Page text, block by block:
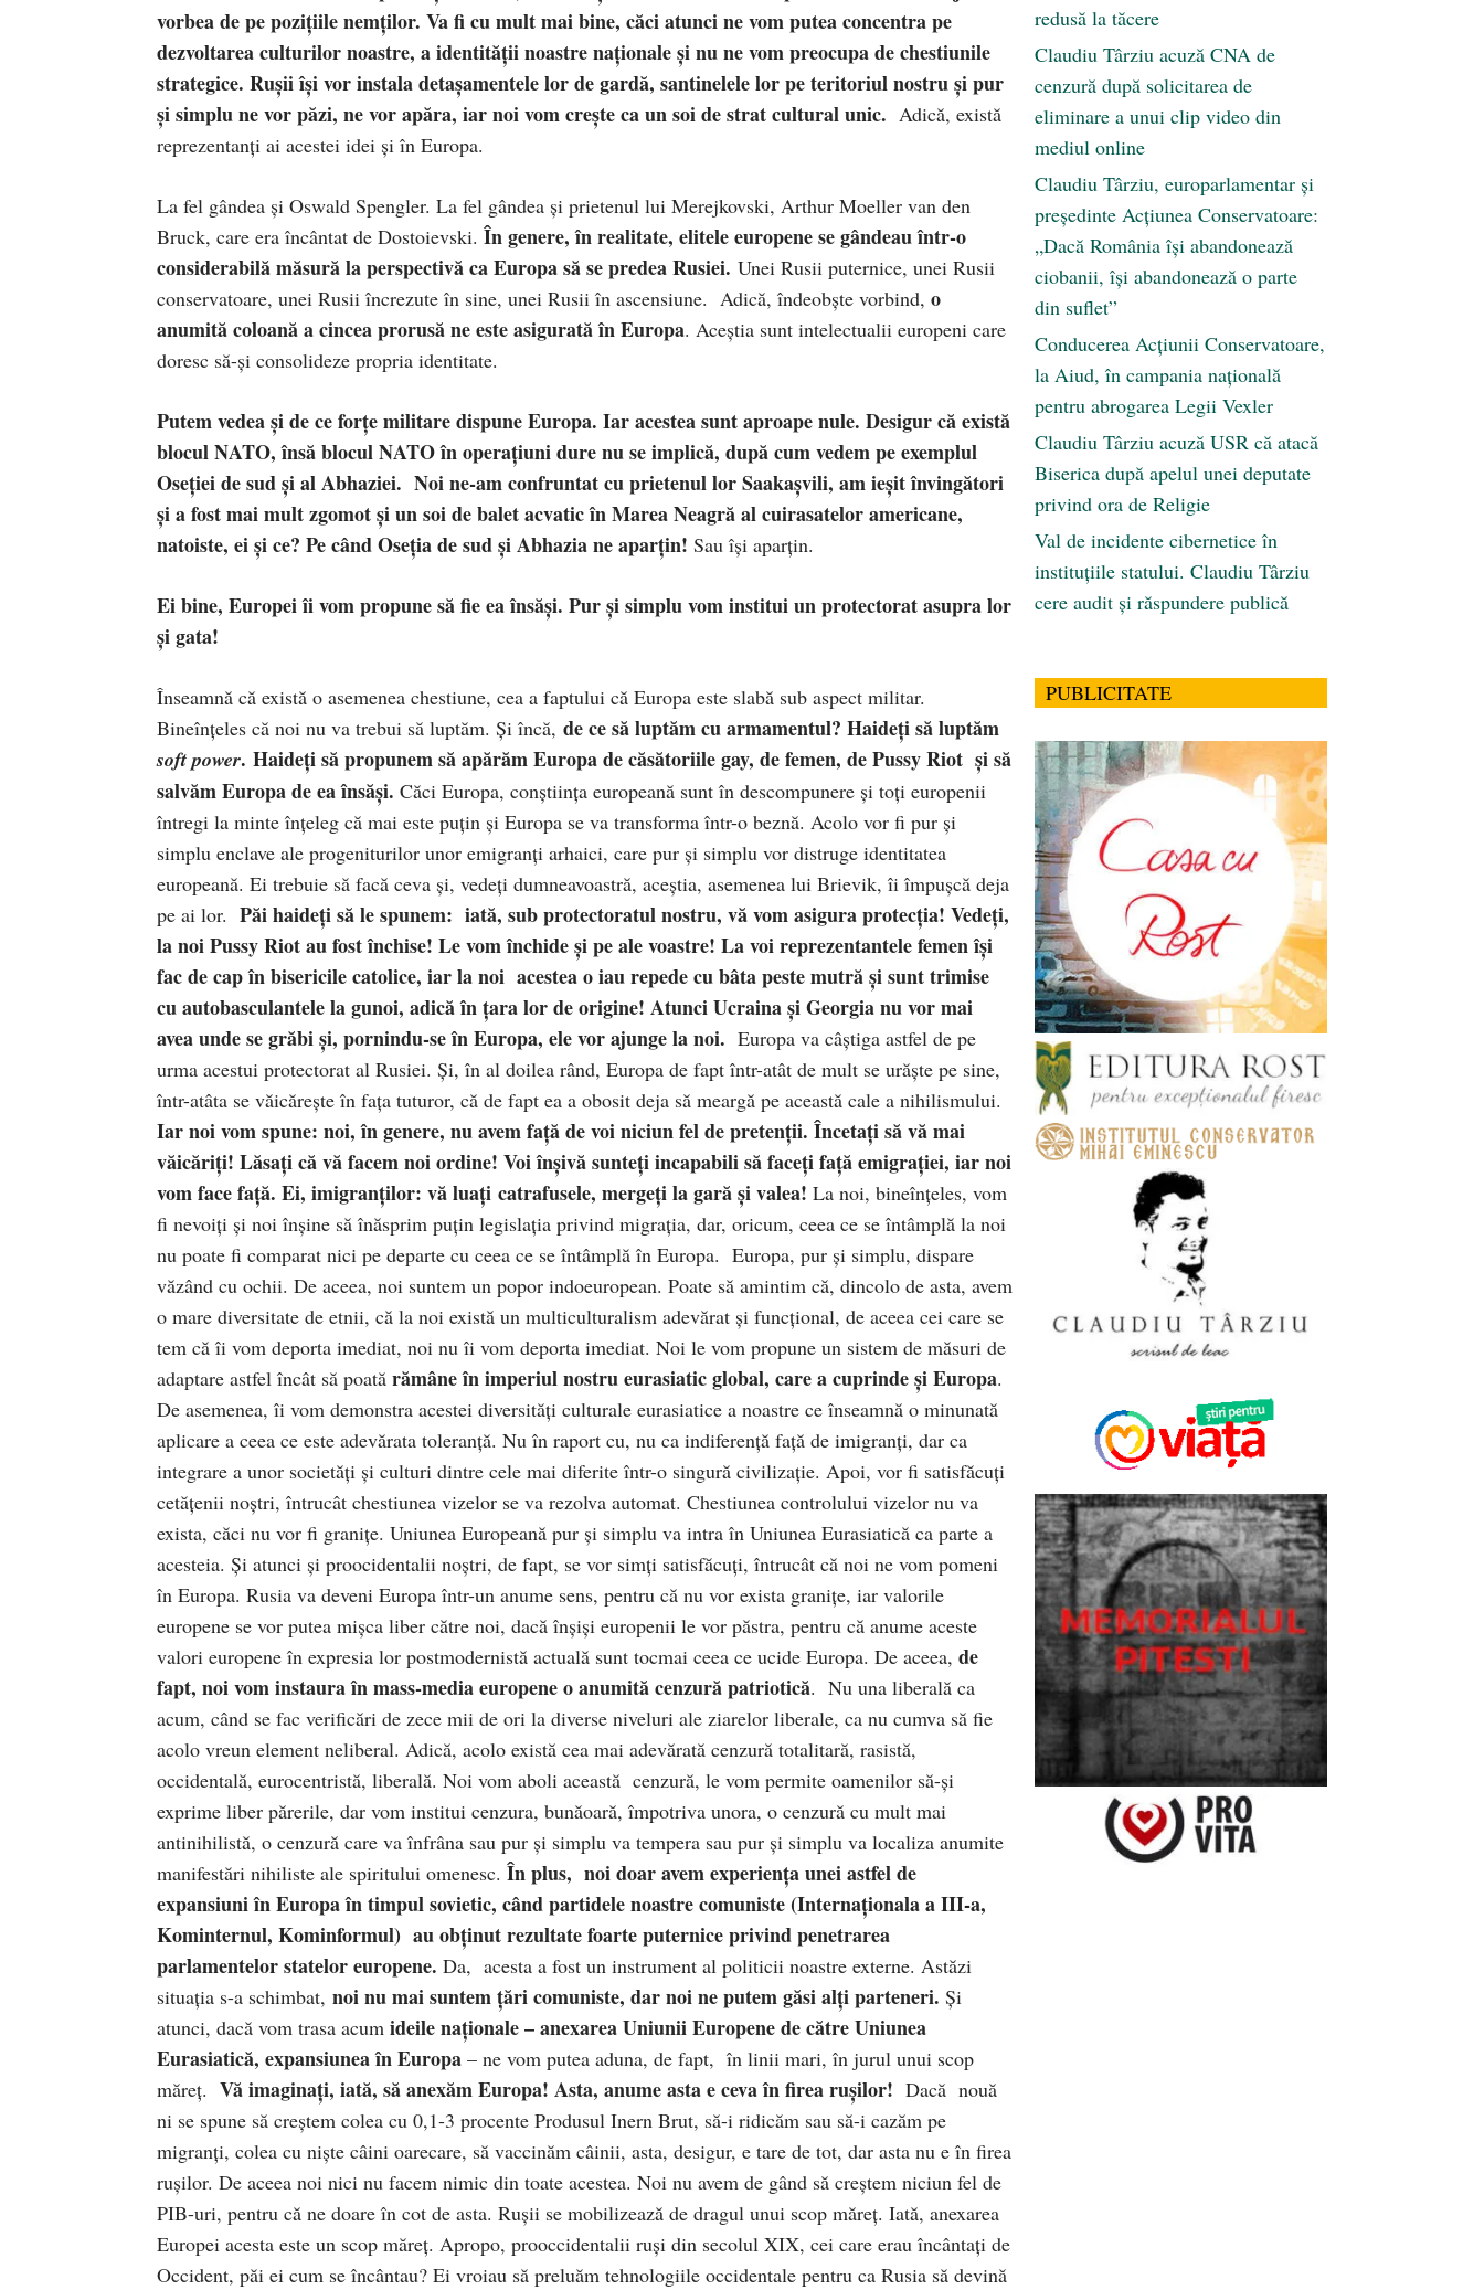
vorbea de pe pozițiile nemților. Va fi cu mult mai bine, căci atunci ne vom putea concentra pe
dezvoltarea culturilor noastre, a identității noastre naționale și nu ne vom preocupa de chestiunile
strategice. Rușii își vor instala detașamentele lor de gardă, santinelele lor pe teritoriul nostru și pur
și simplu ne vor păzi, ne vor apăra, iar noi vom crește ca un soi de strat cultural unic. Adică, există
reprezentanți ai acestei idei și în Europa.
La fel gândea și Oswald Spengler. La fel gândea și prietenul lui Merejkovski, Arthur Moeller van den
Bruck, care era încântat de Dostoievski. În genere, în realitate, elitele europene se gândeau într-o
considerabilă măsură la perspectivă ca Europa să se predea Rusiei. Unei Rusii puternice, unei Rusii
conservatoare, unei Rusii încrezute în sine, unei Rusii în ascensiune. Adică, îndeobște vorbind, o
anumită coloană a cincea prorusă ne este asigurată în Europa. Aceștia sunt intelectualii europeni care
doresc să-și consolideze propria identitate.
Putem vedea și de ce forțe militare dispune Europa. Iar acestea sunt aproape nule. Desigur că există
blocul NATO, însă blocul NATO în operațiuni dure nu se implică, după cum vedem pe exemplul
Oseției de sud și al Abhaziei. Noi ne-am confruntat cu prietenul lor Saakașvili, am ieșit învingători
și a fost mai mult zgomot și un soi de balet acvatic în Marea Neagră al cuirasatelor americane,
natoiste, ei și ce? Pe când Oseția de sud și Abhazia ne aparțin! Sau își aparțin.
Ei bine, Europei îi vom propune să fie ea însăși. Pur și simplu vom institui un protectorat asupra lor
și gata!
Înseamnă că există o asemenea chestiune, cea a faptului că Europa este slabă sub aspect militar.
Bineînțeles că noi nu va trebui să luptăm. Și încă, de ce să luptăm cu armamentul? Haideți să luptăm
soft power. Haideți să propunem să apărăm Europa de căsătoriile gay, de femen, de Pussy Riot și să
salvăm Europa de ea însăși. Căci Europa, conștiința europeană sunt în descompunere și toți europenii
întregi la minte înțeleg că mai este puțin și Europa se va transforma într-o beznă. Acolo vor fi pur și
simplu enclave ale progeniturilor unor emigranți arhaici, care pur și simplu vor distruge identitatea
europeană. Ei trebuie să facă ceva și, vedeți dumneavoastră, aceștia, asemenea lui Brievik, îi împușcă deja
pe ai lor. Păi haideți să le spunem: iată, sub protectoratul nostru, vă vom asigura protecția! Vedeți,
la noi Pussy Riot au fost închise! Le vom închide și pe ale voastre! La voi reprezentantele femen își
fac de cap în bisericile catolice, iar la noi acestea o iau repede cu bâta peste mutră și sunt trimise
cu autobasculantele la gunoi, adică în țara lor de origine! Atunci Ucraina și Georgia nu vor mai
avea unde se grăbi și, pornindu-se în Europa, ele vor ajunge la noi. Europa va câștiga astfel de pe
urma acestui protectorat al Rusiei. Și, în al doilea rând, Europa de fapt într-atât de mult se urăște pe sine,
într-atâta se văicărește în fața tuturor, că de fapt ea a obosit deja să meargă pe această cale a nihilismului.
Iar noivom spune: noi, în genere, nu avem față de voi niciun fel de pretenții. Încetați să vă mai
văicăriți! Lăsați că vă facem noi ordine! Voi înșivă sunteți incapabili să faceți față emigrației, iar noi
vom face față. Ei, imigranților: vă luați catrafusele, mergeți la gară și valea! La noi, bineînțeles, vom
fi nevoiți și noi înșine să înăsprim puțin legislația privind migrația, dar, oricum, ceea ce se întâmplă la noi
nu poate fi comparat nici pe departe cu ceea ce se întâmplă în Europa. Europa, pur și simplu, dispare
văzând cu ochii. De aceea, noi suntem un popor indoeuropean. Poate să amintim că, dincolo de asta, avem
o mare diversitate de etnii, că la noi există un multiculturalism adevărat și funcțional, de aceea cei care se
tem că îi vom deporta imediat, noi nu îi vom deporta imediat. Noi le vom propune un sistem de măsuri de
adaptare astfel încât să poată rămâne în imperiul nostru eurasiatic global, care a cuprinde și Europa.
De asemenea, îi vom demonstra acestei diversități culturale eurasiatice a noastre ce înseamnă o minunată
aplicare a ceea ce este adevărata toleranță. Nu în raport cu, nu ca indiferență față de imigranți, dar ca
integrare a unor societăți și culturi dintre cele mai diferite într-o singură civilizație. Apoi, vor fi satisfăcuți
cetățenii noștri, întrucât chestiunea vizelor se va rezolva automat. Chestiunea controlului vizelor nu va
exista, căci nu vor fi granițe. Uniunea Europeană pur și simplu va intra în Uniunea Eurasiatică ca parte a
acesteia. Și atunci și proocidentalii noștri, de fapt, se vor simți satisfăcuți, întrucât că noi ne vom pomeni
în Europa. Rusia va deveni Europa într-un anume sens, pentru că nu vor exista granițe, iar valorile
europene se vor putea mișca liber către noi, dacă înșiși europenii le vor păstra, pentru că anume aceste
valori europene în expresia lor postmodernistă actuală sunt tocmai ceea ce ucide Europa. De aceea, de
fapt, noi vom instaura în mass-media europene o anumită cenzură patriotică. Nu una liberală ca
acum, când se fac verificări de zece mii de ori la diverse niveluri ale ziarelor liberale, ca nu cumva să fie
acolo vreun element neliberal. Adică, acolo există cea mai adevărată cenzură totalitară, rasistă,
occidentală, eurocentristă, liberală. Noi vom aboli această cenzură, le vom permite oamenilor să-și
exprime liber părerile, dar vom institui cenzura, bunăoară, împotriva unora, o cenzură cu mult mai
antinihilistă, o cenzură care va înfrâna sau pur și simplu va tempera sau pur și simplu va localiza anumite
manifestări nihiliste ale spiritului omenesc. În plus, noi doar avem experiența unei astfel de
expansiuni în Europa în timpul sovietic, când partidele noastre comuniste (Internaționala a III-a,
Kominternul, Kominformul) au obținut rezultate foarte puternice privind penetrarea
parlamentelor statelor europene. Da, acesta a fost un instrument al politicii noastre externe. Astăzi
situația s-a schimbat, noi nu mai suntem țări comuniste, dar noi ne putem găsi alți parteneri. Și
atunci, dacă vom trasa acum ideile naționale – anexarea Uniunii Europene de către Uniunea
Eurasiatică, expansiunea în Europa – ne vom putea aduna, de fapt, în linii mari, în jurul unui scop
măreț. Vă imaginați, iată, să anexăm Europa! Asta, anume asta e ceva în firea rușilor! Dacă nouă
ni se spune să creștem colea cu 0,1-3 procente Produsul Inern Brut, să-i ridicăm sau să-i cazăm pe
migranți, colea cu niște câini oarecare, să vaccinăm câinii, asta, desigur, e tare de tot, dar asta nu e în firea
rușilor. De aceea noi nici nu facem nimic din toate acestea. Noi nu avem de gând să creștem niciun fel de
PIB-uri, pentru că ne doare în cot de asta. Rușii se mobilizează de dragul unui scop măreț. Iată, anexarea
Europei acesta este un scop măreț. Apropo, prooccidentalii ruși din secolul XIX, cei care erau încântați de
Occident, păi ei cum se încântau? Ei vroiau să preluăm tehnologiile occidentale pentru ca Rusia să devină
redusă la tăcere
Claudiu Târziu acuză CNA de
cenzură după solicitarea de
eliminare a unui clip video din
mediul online
Claudiu Târziu, europarlamentar și
președinte Acțiunea Conservatoare:
„Dacă România își abandonează
ciobanii, își abandonează o parte
din suflet”
Conducerea Acțiunii Conservatoare,
la Aiud, în campania națională
pentru abrogarea Legii Vexler
Claudiu Târziu acuză USR că atacă
Biserica după apelul unei deputate
privind ora de Religie
Val de incidente cibernetice în
instituțiile statului. Claudiu Târziu
cere audit și răspundere publică
PUBLICITATE